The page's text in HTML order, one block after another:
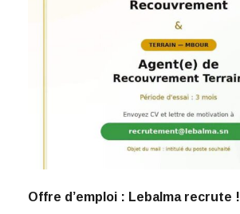
Offre d’emploi : Lebalma recrute !